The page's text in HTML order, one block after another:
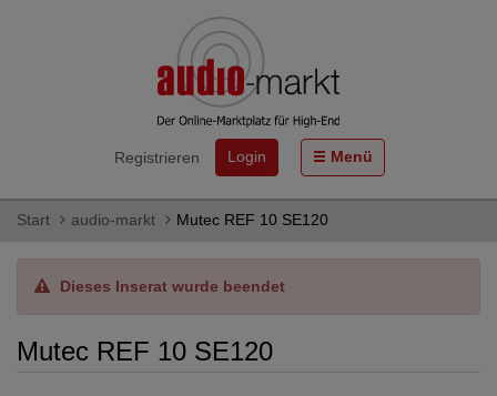
Registrieren Login Menü
Start audio-markt Mutec REF 10 SE120
Dieses Inserat wurde beendet
Mutec REF 10 SE120